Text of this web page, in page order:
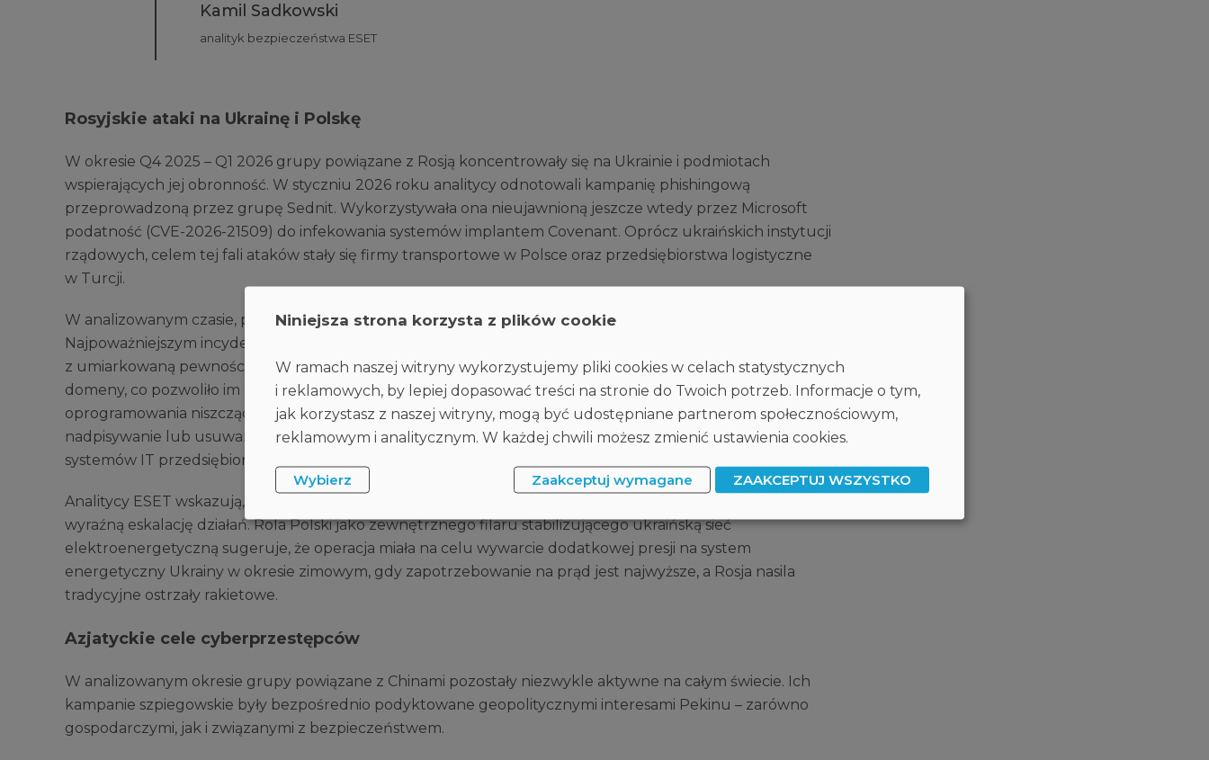
Kamil Sadkowski
analityk bezpieczeństwa ESET
Rosyjskie ataki na Ukrainę i Polskę
W okresie Q4 2025 – Q1 2026 grupy powiązane z Rosją koncentrowały się na Ukrainie i podmiotach
wspierających jej obronność. W styczniu 2026 roku analitycy odnotowali kampanię phishingową
przeprowadzoną przez grupę Sednit. Wykorzystywała ona nieujawnioną jeszcze wtedy przez Microsoft
podatność (CVE-2026-21509) do infekowania systemów implantem Covenant. Oprócz ukraińskich instytucji
rządowych, celem tej fali ataków stały się firmy transportowe w Polsce oraz przedsiębiorstwa logistyczne
w Turcji.
W analizowanym czasie, poza Ukrainą, także Polska stała się ważnym celem prorosyjskich grup APT.
Najpoważniejszym incydentem był grudniowy atak na polską firmę energetyczną, przypisywany
z umiarkowaną pewnością grupie Sandworm. Cyberprzestępcy zdołali uzyskać uprawnienia administratora
domeny, co pozwoliło im na instalację za pomocą polityk grupowych Active Directory nowego, złośliwego
oprogramowania niszczącego dane – DynoWipera. Zadaniem tego malware było bezpowrotne
nadpisywanie lub usuwanie plików z dysków stałych i przenośnych, a w konsekwencji sparaliżowanie
systemów IT przedsiębiorstwa.
Analitycy ESET wskazują, że uderzenie w infrastrukturę krytyczną kraju należącego do NATO stanowi
wyraźną eskalację działań. Rola Polski jako zewnętrznego filaru stabilizującego ukraińską sieć
elektroenergetyczną sugeruje, że operacja miała na celu wywarcie dodatkowej presji na system
energetyczny Ukrainy w okresie zimowym, gdy zapotrzebowanie na prąd jest najwyższe, a Rosja nasila
tradycyjne ostrzały rakietowe.
Azjatyckie cele cyberprzestępców
W analizowanym okresie grupy powiązane z Chinami pozostały niezwykle aktywne na całym świecie. Ich
kampanie szpiegowskie były bezpośrednio podyktowane geopolitycznymi interesami Pekinu – zarówno
gospodarczymi, jak i związanymi z bezpieczeństwem.
Niniejsza strona korzysta z plików cookie
W ramach naszej witryny wykorzystujemy pliki cookies w celach statystycznych
i reklamowych, by lepiej dopasować treści na stronie do Twoich potrzeb. Informacje o tym,
jak korzystasz z naszej witryny, mogą być udostępniane partnerom społecznościowym,
reklamowym i analitycznym. W każdej chwili możesz zmienić ustawienia cookies.
Wybierz Zaakceptuj wymagane ZAAKCEPTUJ WSZYSTKO